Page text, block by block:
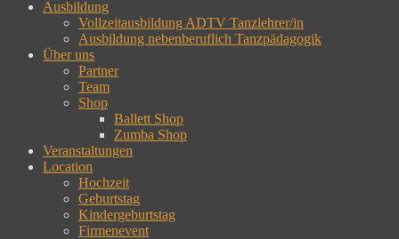
Ausbildung
Vollzeitausbildung ADTV Tanzlehrer/in
Ausbildung nebenberuflich Tanzpädagogik
Über uns
Partner
Team
Shop
Ballett Shop
Zumba Shop
Veranstaltungen
Location
Hochzeit
Geburtstag
Kindergeburtstag
Firmenevent